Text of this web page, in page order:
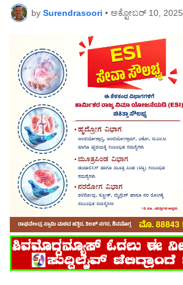
by Surendrasoori • ಅಕ್ಟೋಬರ್ 10, 2025